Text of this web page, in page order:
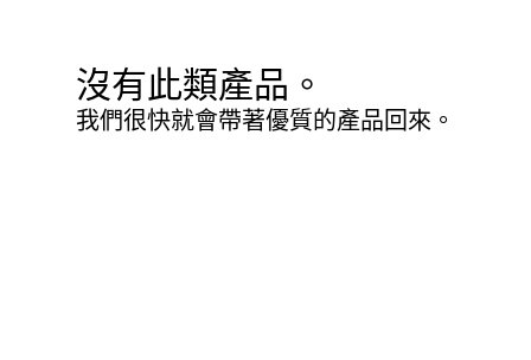
沒有此類產品。
我們很快就會帶著優質的產品回來。